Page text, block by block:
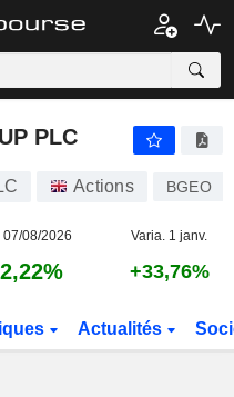
PLC
Actions BGEO
07/08/2026 Varia. 1 janv.
+33,76%
Actualités